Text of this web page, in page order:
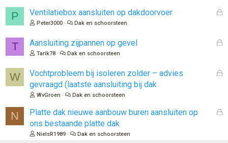
P
G
n
Ventilatiebox aansluiten op dakdoorvoer
Peter3000 Dak en schoorsteen
T
G
Aansluiting zijpannen op gevel
Tarik78 Dak en schoorsteen
W
G
o
Vochtprobleem bij isoleren zolder – advies
gevraagd (laatste aansluiting bij dak
WvGroen Dak en schoorsteen
N
G
Platte dak nieuwe aanbouw buren aansluiten op
ons bestaande platte dak
NielsR1989 Dak en schoorsteen